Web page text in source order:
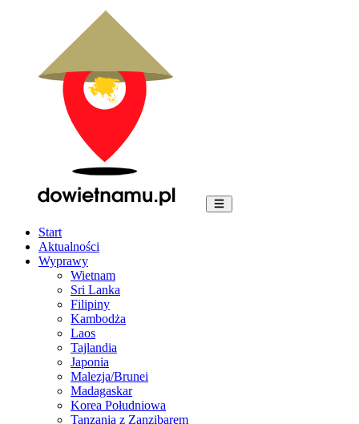
Start
Aktualności
Wyprawy
Wietnam
Sri Lanka
Filipiny
Kambodża
Laos
Tajlandia
Japonia
Malezja/Brunei
Madagaskar
Korea Południowa
Tanzania z Zanzibarem